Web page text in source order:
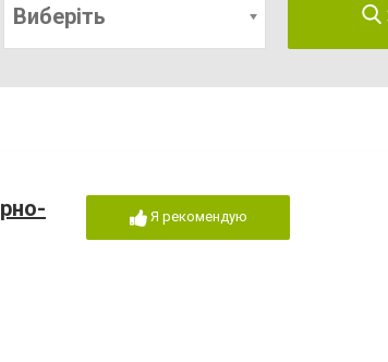
Виберіть
Я рекомендую